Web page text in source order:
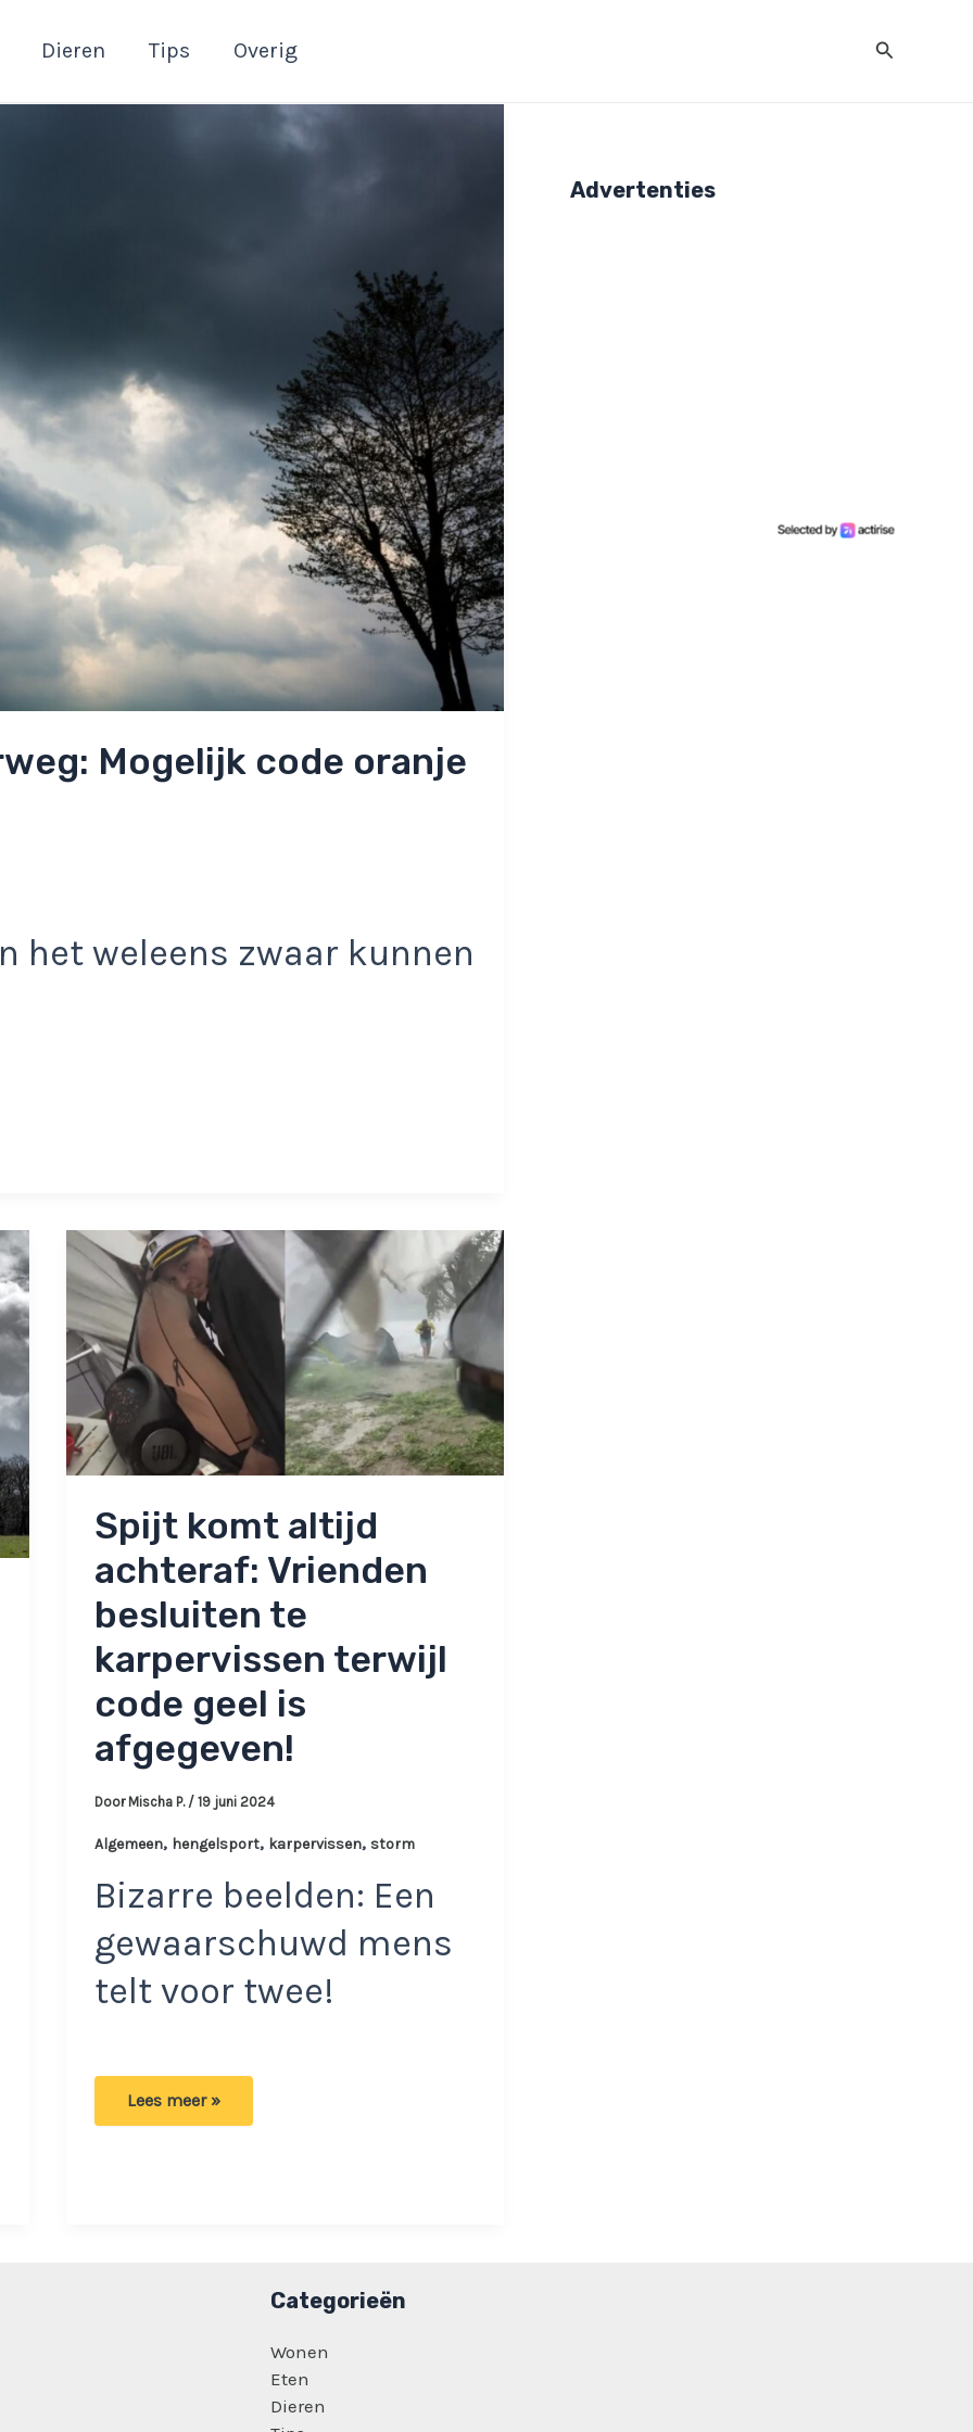
Dieren Tips Overig Zoeken
Mogelijk code oranje
het weleens zwaar kunnen
Spijt komt altijd
achteraf: Vrienden
besluiten te
karpervissen terwijl
code geel is
afgegeven!
Door Mischa P. / 19 juni 2024
Algemeen, hengelsport, karpervissen, storm
Bizarre beelden: Een
gewaarschuwd mens
telt voor twee!
Spijt
Lees meer »
Advertenties
Categorieën
Wonen
Eten
Dieren